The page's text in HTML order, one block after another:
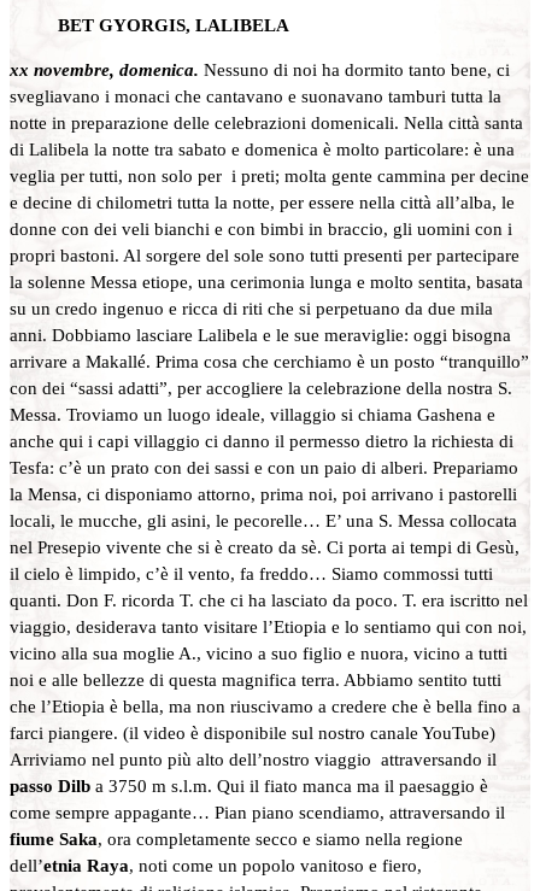
BET GYORGIS, LALIBELA
xx novembre, domenica. Nessuno di noi ha dormito tanto bene, ci
svegliavano i monaci che cantavano e suonavano tamburi tutta la
notte in preparazione delle celebrazioni domenicali. Nella città santa
di Lalibela la notte tra sabato e domenica è molto particolare: è una
veglia per tutti, non solo per i preti; molta gente cammina per decine
e decine di chilometri tutta la notte, per essere nella città all’alba, le
donne con dei veli bianchi e con bimbi in braccio, gli uomini con i
propri bastoni. Al sorgere del sole sono tutti presenti per partecipare
la solenne Messa etiope, una cerimonia lunga e molto sentita, basata
su un credo ingenuo e ricca di riti che si perpetuano da due mila
anni. Dobbiamo lasciare Lalibela e le sue meraviglie: oggi bisogna
arrivare a Makallé. Prima cosa che cerchiamo è un posto “tranquillo”
con dei “sassi adatti”, per accogliere la celebrazione della nostra S.
Messa. Troviamo un luogo ideale, villaggio si chiama Gashena e
anche qui i capi villaggio ci danno il permesso dietro la richiesta di
Tesfa: c’è un prato con dei sassi e con un paio di alberi. Prepariamo
la Mensa, ci disponiamo attorno, prima noi, poi arrivano i pastorelli
locali, le mucche, gli asini, le pecorelle… E’ una S. Messa collocata
nel Presepio vivente che si è creato da sè. Ci porta ai tempi di Gesù,
il cielo è limpido, c’è il vento, fa freddo… Siamo commossi tutti
quanti. Don F. ricorda T. che ci ha lasciato da poco. T. era iscritto nel
viaggio, desiderava tanto visitare l’Etiopia e lo sentiamo qui con noi,
vicino alla sua moglie A., vicino a suo figlio e nuora, vicino a tutti
noi e alle bellezze di questa magnifica terra. Abbiamo sentito tutti
che l’Etiopia è bella, ma non riuscivamo a credere che è bella fino a
farci piangere. (il video è disponibile sul nostro canale YouTube)
Arriviamo nel punto più alto dell’nostro viaggio attraversando il
passo Dilb a 3750 m s.l.m. Qui il fiato manca ma il paesaggio è
come sempre appagante… Pian piano scendiamo, attraversando il
fiume Saka, ora completamente secco e siamo nella regione
dell’etnia Raya, noti come un popolo vanitoso e fiero,